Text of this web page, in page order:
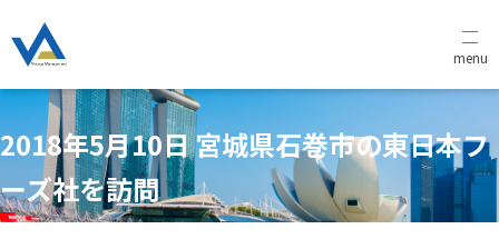
menu
2018年5月10日 宮城県石巻市の東日本フ
ーズ社を訪問